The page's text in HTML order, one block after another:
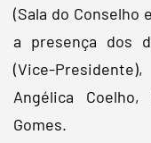
(Sala do Conselho
a presença dos
(Vice-
Angélica
Gomes.